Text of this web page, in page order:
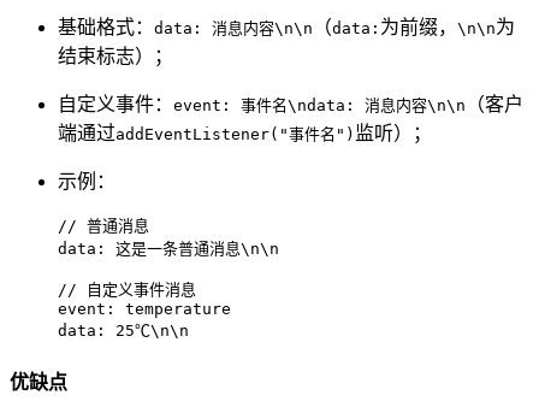
基础格式： data: 消息内容\n\n （data: 为前缀， \n\n为
结束标志）；
自定义事件： event: 事件名\ndata: 消息内容\n\n
（客户
端通过addEventListener("事件名") 监听）；
示例：
// 普通消息
data: 这是一条普通消息\n\n
// 自定义事件消息
event: temperature
data: 25℃\n\n
优缺点